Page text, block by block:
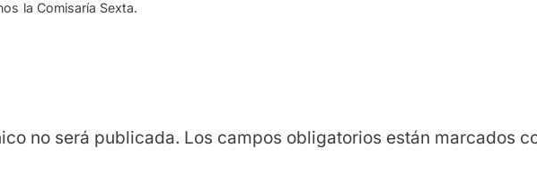
la Comisaría Sexta.
no será publicada. Los campos obligatorios están marcados